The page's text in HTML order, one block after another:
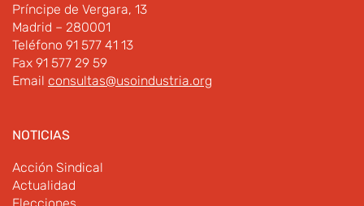
Príncipe de Vergara, 13
Madrid – 280001
Teléfono 91 577 41 13
Fax 91 577 29 59
Email consultas@usoindustria.org
NOTICIAS
Acción Sindical
Actualidad